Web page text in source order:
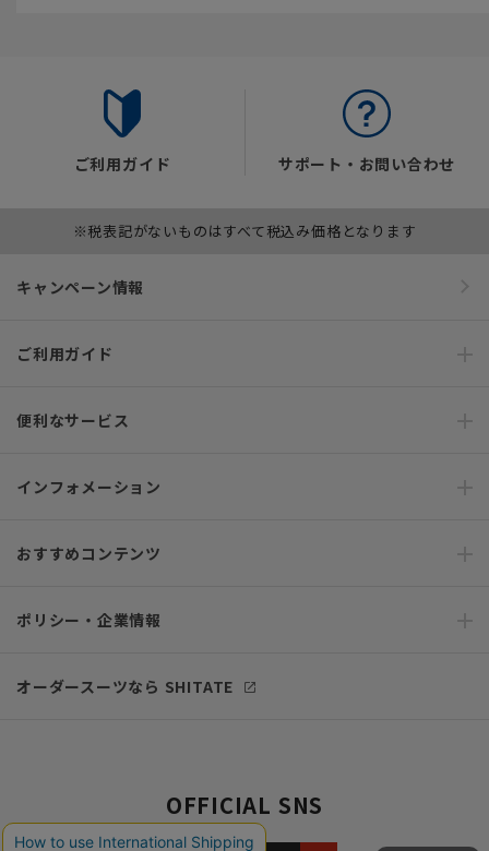
ご利用ガイド サポート・お問い合わせ
※税表記がないものはすべて税込み価格となります
キャンペーン情報
ご利用ガイド
便利なサービス
インフォメーション
おすすめコンテンツ
ポリシー・企業情報
オーダースーツなら SHITATE
OFFICIAL SNS